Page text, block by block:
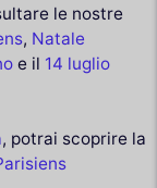
le nostre
, Natale
e il 14 luglio
, potrai scoprire la